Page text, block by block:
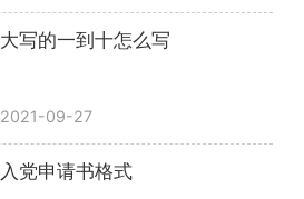
大写的一到十怎么写
2021-09-27
入党申请书格式